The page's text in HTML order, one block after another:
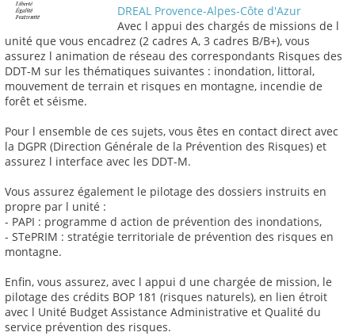
DREAL Provence-Alpes-Côte d'Azur
Avec l appui des chargés de missions de l
unité que vous encadrez (2 cadres A, 3 cadres B/B+), vous
assurez l animation de réseau des correspondants Risques des
DDT-M sur les thématiques suivantes : inondation, littoral,
mouvement de terrain et risques en montagne, incendie de
forêt et séisme.
Pour l ensemble de ces sujets, vous êtes en contact direct avec
la DGPR (Direction Générale de la Prévention des Risques) et
assurez l interface avec les DDT-M.
Vous assurez également le pilotage des dossiers instruits en
propre par l unité :
- PAPI : programme d action de prévention des inondations,
- STePRIM : stratégie territoriale de prévention des risques en
montagne.
Enfin, vous assurez, avec l appui d une chargée de mission, le
pilotage des crédits BOP 181 (risques naturels), en lien étroit
avec l Unité Budget Assistance Administrative et Qualité du
service prévention des risques.